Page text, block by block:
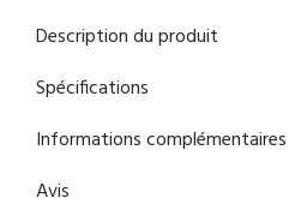
Description du produit
Spécifications
Informations complémentaires
Avis